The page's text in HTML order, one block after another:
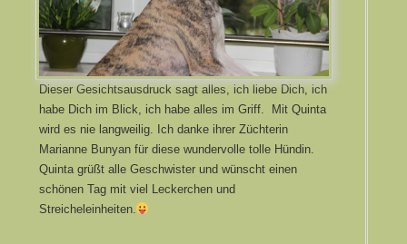
Dieser Gesichtsausdruck sagt alles, ich liebe Dich, ich
habe Dich im Blick, ich habe alles im Griff. Mit Quinta
wird es nie langweilig. Ich danke ihrer Züchterin
Marianne Bunyan für diese wundervolle tolle Hündin.
Quinta grüßt alle Geschwister und wünscht einen
schönen Tag mit viel Leckerchen und
Streicheleinheiten.